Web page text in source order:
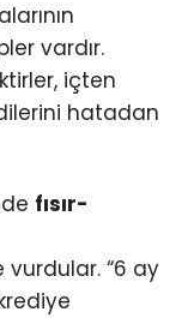
vardır.
içten
hatadan
fısır-
“6 ay